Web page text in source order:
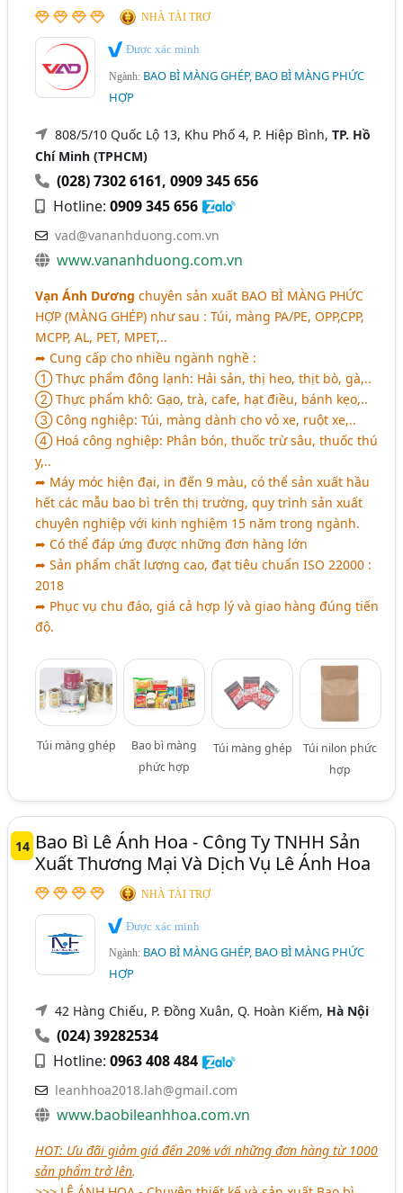
NHÀ TÀI TRỢ
Được xác minh
Ngành: BAO BÌ MÀNG GHÉP, BAO BÌ MÀNG PHỨC
HỢP
808/5/10 Quốc Lộ 13, Khu Phố 4, P. Hiệp Bình,TP. Hồ
Chí Minh (TPHCM)
(028) 7302 6161,0909 345 656
Hotline:0909 345 656
vad@vananhduong.com.vn
www.vananhduong.com.vn
Vạn Ánh Dương chuyên sản xuất BAO BÌ MÀNG PHỨC
HỢP (MÀNG GHÉP) như sau : Túi, màng PA/PE, OPP,CPP,
MCPP, AL, PET, MPET,..
➦ Cung cấp cho nhiều ngành nghề :
➀ Thực phẩm đông lạnh: Hải sản, thị heo, thịt bò, gà,..
➁ Thực phẩm khô: Gạo, trà, cafe, hạt điều, bánh kẹo,..
➂ Công nghiệp: Túi, màng dành cho vỏ xe, ruột xe,..
➃ Hoá công nghiệp: Phân bón, thuốc trừ sâu, thuốc thú
y,..
➦ Máy móc hiện đại, in đến 9 màu, có thể sản xuất hầu
hết các mẫu bao bì trên thị trường, quy trình sản xuất
chuyên nghiệp với kinh nghiệm 15 năm trong ngành.
➦ Có thể đáp ứng được những đơn hàng lớn
➦ Sản phẩm chất lượng cao, đạt tiêu chuẩn ISO 22000 :
2018
➦ Phục vụ chu đáo, giá cả hợp lý và giao hàng đúng tiến
độ.
Túi màng ghép
Bao bì màng
phức hợp
Túi màng ghép
Túi nilon phức
hợp
14 Bao Bì Lê Ánh Hoa - Công Ty TNHH Sản
Xuất Thương Mại Và Dịch Vụ Lê Ánh Hoa
NHÀ TÀI TRỢ
Được xác minh
Ngành: BAO BÌ MÀNG GHÉP, BAO BÌ MÀNG PHỨC
HỢP
42 Hàng Chiếu, P. Đồng Xuân, Q. Hoàn Kiếm, Hà Nội
(024) 39282534
Hotline:0963 408 484
leanhhoa2018.lah@gmail.com
www.baobileanhhoa.com.vn
HOT: Ưu đãi giảm giá đến 20% với những đơn hàng từ 1000
sản phẩm trở lên.